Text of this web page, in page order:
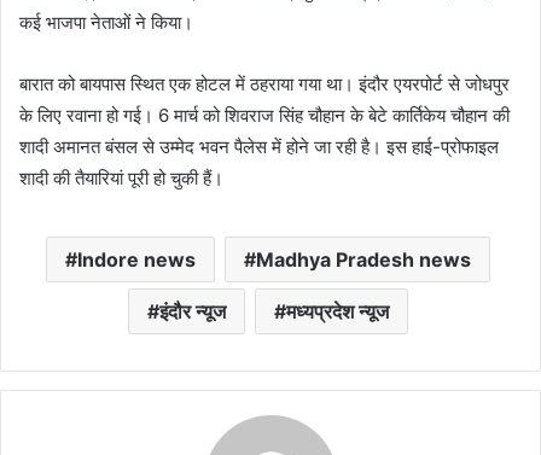
कई भाजपा नेताओं ने किया।
बारात को बायपास स्थित एक होटल में ठहराया गया था। इंदौर एयरपोर्ट से जोधपुर
के लिए रवाना हो गई। 6 मार्च को शिवराज सिंह चौहान के बेटे कार्तिकेय चौहान की
शादी अमानत बंसल से उम्मेद भवन पैलेस में होने जा रही है। इस हाई-प्रोफाइल
शादी की तैयारियां पूरी हो चुकी हैं।
Indore news Madhya Pradesh news
इंदौर न्यूज मध्यप्रदेश न्यूज